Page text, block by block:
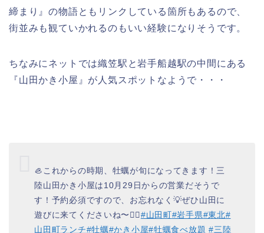
締まり』の物語ともリンクしている箇所もあるので、
街並みも観ていかれるのもいい経験になりそうです。
ちなみにネットでは織笠駅と岩手船越駅の中間にある
『山田かき小屋』が人気スポットなようで・・・
🦪これからの時期、牡蠣が旬になってきます！三
陸山田かき小屋は10月29日からの営業だそうで
す！予約必須ですので、お忘れなく💡ぜひ山田に
遊びに来てくださいね〜✌🏻#山田町#岩手県#東北#
山田町ランチ#牡蠣#かき小屋#牡蠣食べ放題 #三陸